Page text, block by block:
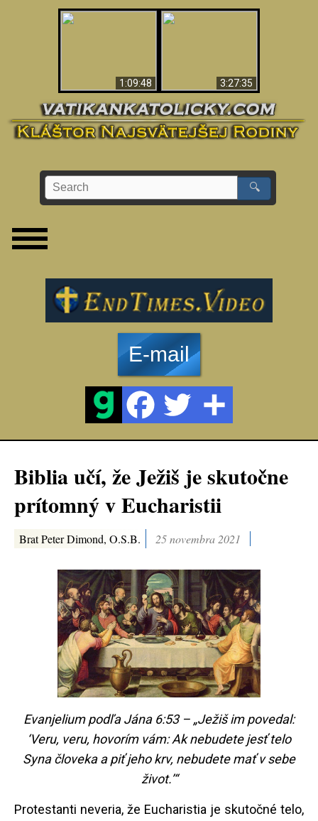
1:09:48 3:27:35
🔍
E-mail
Biblia učí, že Ježiš je skutočne
prítomný v Eucharistii
Brat Peter Dimond, O.S.B. 25 novembra 2021
Evanjelium podľa Jána 6:53 – „Ježiš im povedal:
‘Veru, veru, hovorím vám: Ak nebudete jesť telo
Syna človeka a piť jeho krv, nebudete mať v sebe
život.’“
Protestanti neveria, že Eucharistia je skutočné telo,